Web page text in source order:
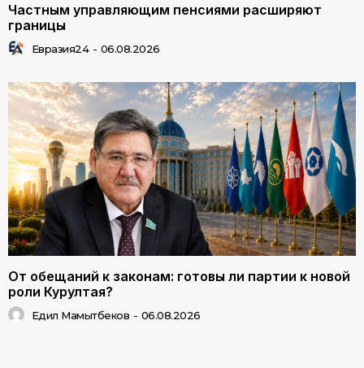
Частным управляющим пенсиями расширяют
границы
Евразия24 - 06.08.2026
От обещаний к законам: готовы ли партии к новой
роли Курултая?
Едил Мамытбеков - 06.08.2026